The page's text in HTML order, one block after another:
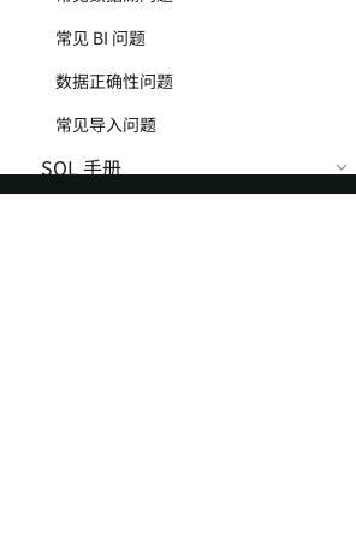
常见 BI 问题
数据正确性问题
常见导入问题
SQL 手册